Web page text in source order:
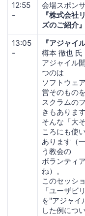
12:55
-
会場スポン
『株式会社
ズのご紹介』
13:05
-
『アジャイ
樽本 徹也 氏
アジャイル
つのは
ソフトウェ
営そのものを
スクラムの
きもあります
そんな「大
ころにも使
あります（
う教会の
ボランティ
ね）。
このセッシ
「ユーザビ
を"アジャイ
した例につ